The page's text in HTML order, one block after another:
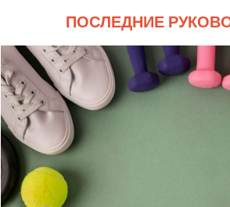
ПОСЛЕДНИЕ